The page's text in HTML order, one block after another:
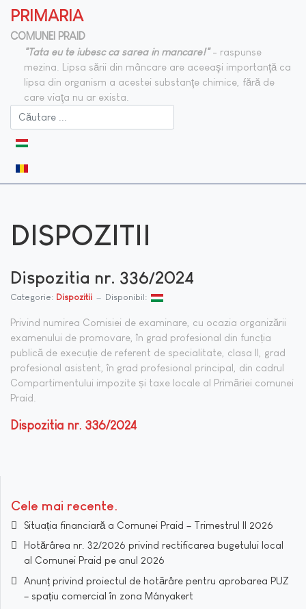
PRIMARIA
COMUNEI PRAID
"Tata eu te iubesc ca sarea in mancare!"- raspunse
mezina. Lipsa sării din mâncare are aceeaşi importanţă ca
lipsa din organism a acestei substanţe chimice, fără de
care viaţa nu ar exista.
DISPOZITII
Dispozitia nr. 336/2024
Categorie: Dispozitii Disponibil:
Privind numirea Comisiei de examinare, cu ocazia organizării
examenului de promovare, în grad profesional din funcția
publică de execuție de referent de specialitate, clasa II, grad
profesional asistent, în grad profesional principal, din cadrul
Compartimentului impozite și taxe locale al Primăriei comunei
Praid.
Dispozitia nr. 336/2024
Cele mai recente
Situația financiară a Comunei Praid – Trimestrul II 2026
Hotărârea nr. 32/2026 privind rectificarea bugetului local
al Comunei Praid pe anul 2026
Anunț privind proiectul de hotărâre pentru aprobarea PUZ
– spațiu comercial în zona Mányakert